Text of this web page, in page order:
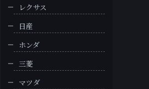
レクサス
日産
ホンダ
三菱
マツダ